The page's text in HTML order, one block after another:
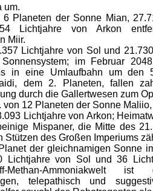
um.
6 Planeten der Sonne Mian,
Lichtjahre von Arkon
Miir.
Lichtjahre von Sol und
Sonnensystem; im Februar
in eine Umlaufbahn um den
dem 2. Planeten, fallen
durch die Gallertwesen zum
von 12 Planeten der Sonne
Lichtjahre von Arkon;
Mispaner, die Mitte des
Stützen des Großen Imperiums
der gleichnamigen Sonne
Lichtjahre von Sol und 36
Methan-Ammoniakwelt
telepathisch und